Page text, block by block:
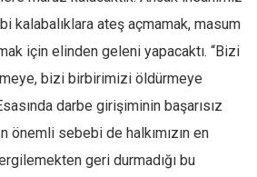
kalabalıklara ateş açmamak, masum
için elinden geleni yapacaktı. “Bizi
bizi birbirimizi öldürmeye
darbe girişiminin başarısız
önemli sebebi de halkımızın en
geri durmadığı bu